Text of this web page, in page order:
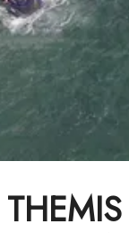
THEMIS